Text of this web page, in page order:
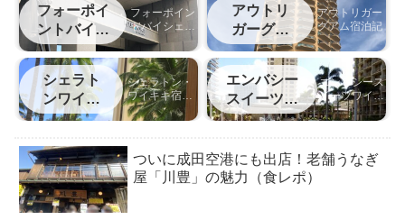
フォーポイ
ントバイシ
ェラトン中
部国際空港
フォーポイン
トバイシェラ
トン名古屋中
部国際空港宿
泊記
アウトリ
ガーグア
ム
アウトリガー
グアム宿泊記
シェラト
ンワイキ
キ
シェラトン・
ワイキキ宿泊
記
エンバシー
スイーツワ
イキキ
エンバシース
イーツワイキ
キ宿泊記
ついに成田空港にも出店！老舗うなぎ
屋「川豊」の魅力（食レポ）